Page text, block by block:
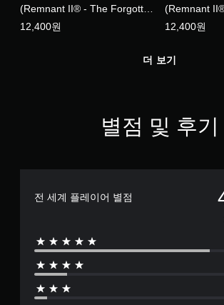
(Remnant II® - The Forgotten
Kingdom) (한국어판)
12,400원
(Remnant
Awakened
12,400원
더 보기
별점 및 후기
전 세계 플레이어 별점